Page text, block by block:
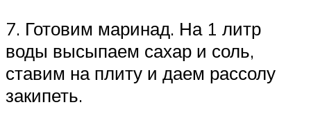
7. Готовим маринад. На 1 литр
воды высыпаем сахар и соль,
ставим на плиту и даем рассолу
закипеть.